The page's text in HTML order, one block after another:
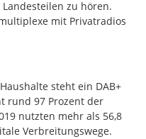
zu hören.
mit Privatradios
steht ein DAB+
rund 97 Prozent der
nutzten mehr als 56,8
Verbreitungswege.